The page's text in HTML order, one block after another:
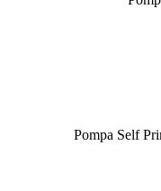
Pompa Self